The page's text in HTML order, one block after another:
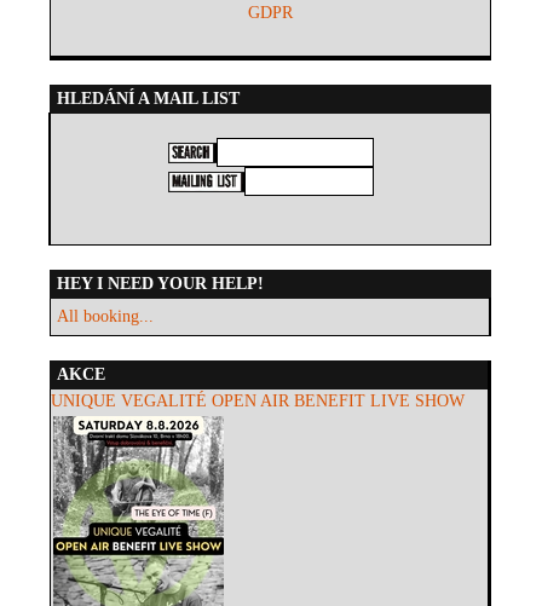
GDPR
HLEDÁNÍ A MAIL LIST
HEY I NEED YOUR HELP!
All booking...
AKCE
UNIQUE VEGALITÉ OPEN AIR BENEFIT LIVE SHOW